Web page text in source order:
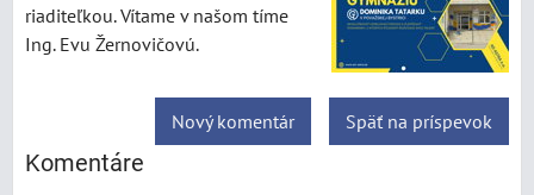
riaditeľkou. Vítame v našom tíme
Ing. Evu Žernovičovú.
Späť na príspevok
Nový komentár
Komentáre